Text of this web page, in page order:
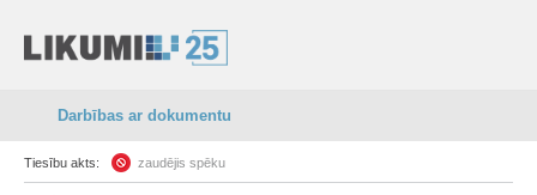
Darbības ar dokumentu
Tiesību akts: zaudējis spēku